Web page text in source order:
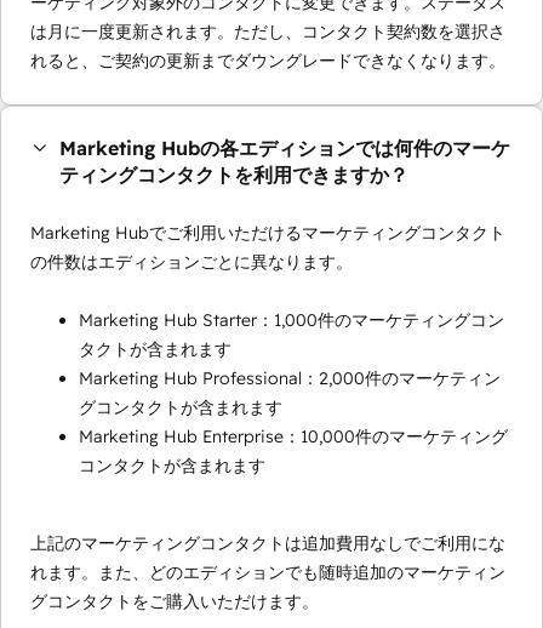
は月に一度更新されます。ただし、コンタクト契約数を選択さ
れると、ご契約の更新までダウングレードできなくなります。
Marketing Hubの各エディションでは何件のマーケ
ティングコンタクトを利用できますか？
Marketing Hubでご利用いただけるマーケティングコンタクト
の件数はエディションごとに異なります。
Marketing Hub Starter：1,000件のマーケティングコン
タクトが含まれます
Marketing Hub Professional：2,000件のマーケティン
グコンタクトが含まれます
Marketing Hub Enterprise：10,000件のマーケティング
コンタクトが含まれます
上記のマーケティングコンタクトは追加費用なしでご利用にな
れます。また、どのエディションでも随時追加のマーケティン
グコンタクトをご購入いただけます。